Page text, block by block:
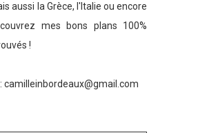
aussi la Grèce, l'Italie ou encore
mes bons plans 100%
!
camilleinbordeaux@gmail.com